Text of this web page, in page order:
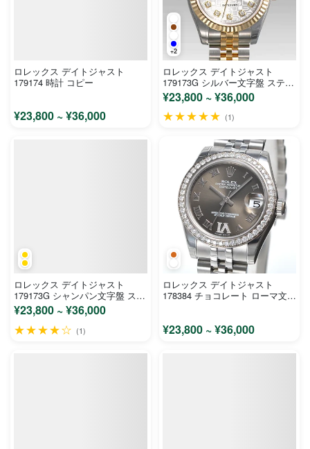
ロレックス デイトジャスト
179174 時計 コピー
¥23,800 ~ ¥36,000
+2
ロレックス デイトジャスト
179173G シルバー文字盤 ステン
レス イエローゴールド レディー
ス 時計 コピー
¥23,800 ~ ¥36,000
★★★★★ (1)
ロレックス デイトジャスト
179173G シャンパン文字盤 ステ
ンレス イエローゴールド レディ
ース 時計 コピー
¥23,800 ~ ¥36,000
★★★★☆ (1)
ロレックス デイトジャスト
178384 チョコレート ローマ文字
¥23,800 ~ ¥36,000